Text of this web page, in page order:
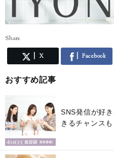
Share
X Facebook
おすすめ記事
SNS発信が好
きるチャンス